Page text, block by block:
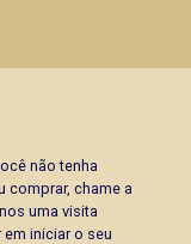
não tenha
comprar, chame a
uma visita
iniciar o seu